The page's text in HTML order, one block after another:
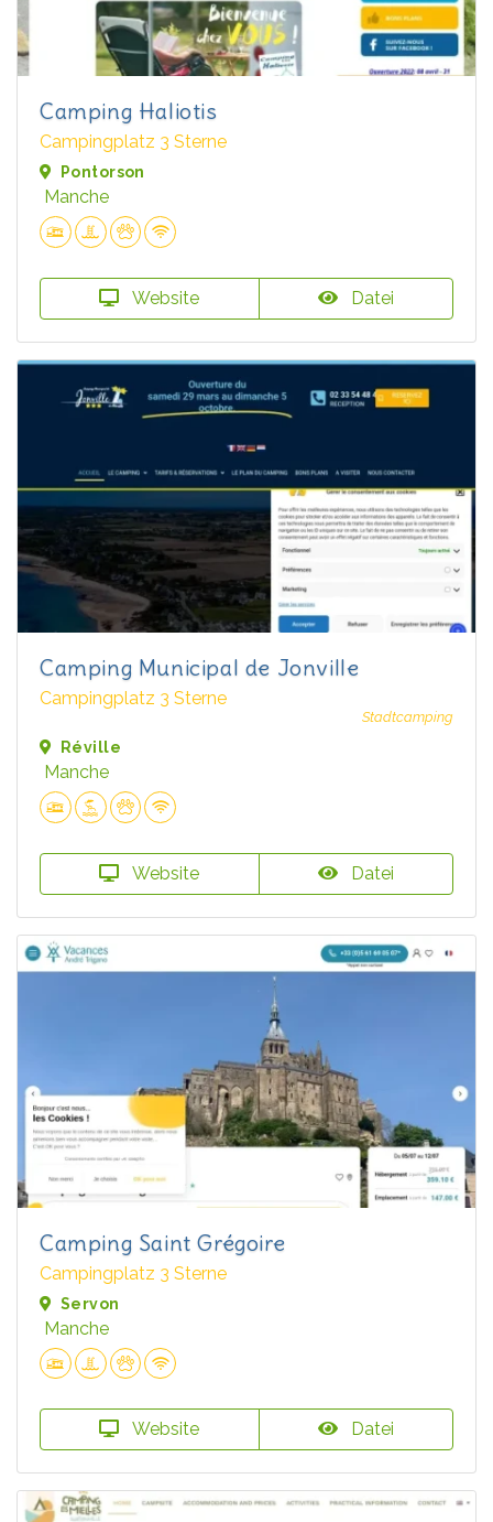
Camping Haliotis
Campingplatz 3 Sterne
Pontorson
Manche
Website Datei
Camping Municipal de Jonville
Campingplatz 3 Sterne
Stadtcamping
Réville
Manche
Website Datei
Camping Saint Grégoire
Campingplatz 3 Sterne
Servon
Manche
Website Datei